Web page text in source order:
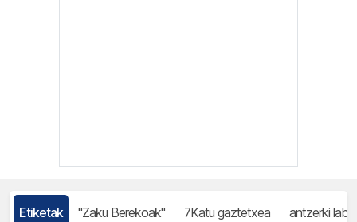
Etiketak "Zaku Berekoak" 7Katu gaztetxea antzerki